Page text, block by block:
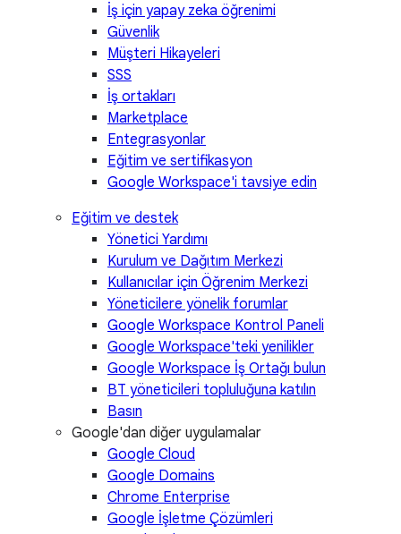
İş için yapay zeka öğrenimi
Güvenlik
Müşteri Hikayeleri
SSS
İş ortakları
Marketplace
Entegrasyonlar
Eğitim ve sertifikasyon
Google Workspace'i tavsiye edin
Eğitim ve destek
Yönetici Yardımı
Kurulum ve Dağıtım Merkezi
Kullanıcılar için Öğrenim Merkezi
Yöneticilere yönelik forumlar
Google Workspace Kontrol Paneli
Google Workspace'teki yenilikler
Google Workspace İş Ortağı bulun
BT yöneticileri topluluğuna katılın
Basın
Google'dan diğer uygulamalar
Google Cloud
Google Domains
Chrome Enterprise
Google İşletme Çözümleri